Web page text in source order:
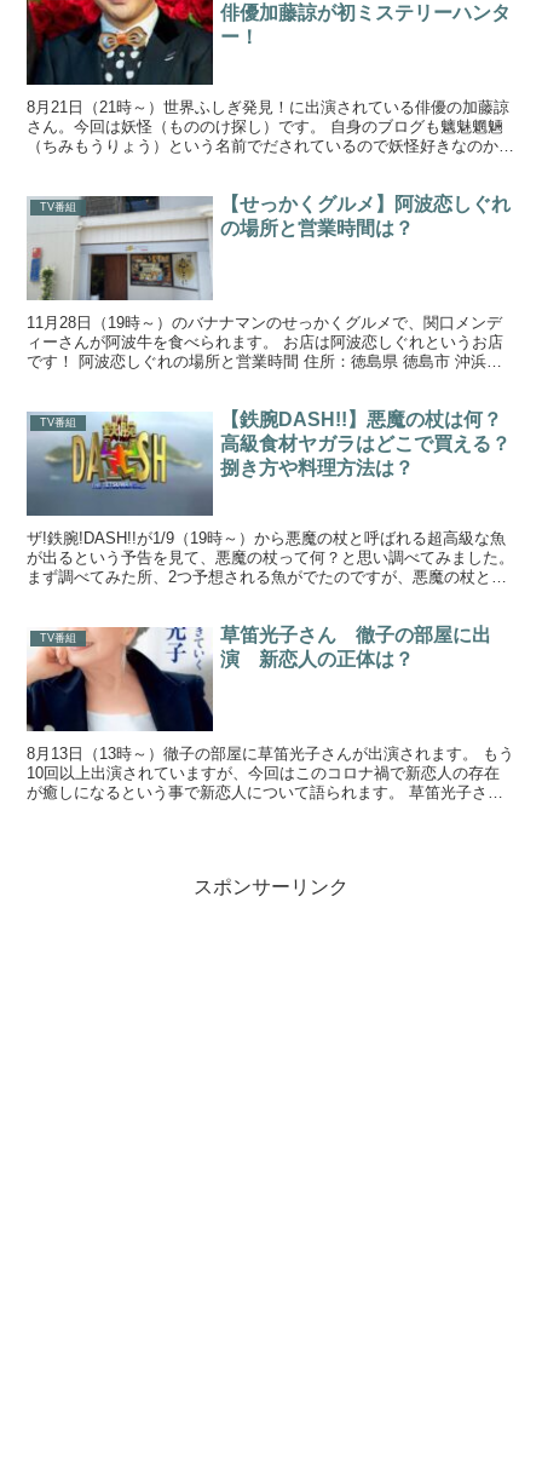
俳優加藤諒が初ミステリーハンタ
ー！
8月21日（21時～）世界ふしぎ発見！に出演されている俳優の加藤諒
さん。今回は妖怪（もののけ探し）です。 自身のブログも魑魅魍魎
（ちみもうりょう）という名前でだされているので妖怪好きなのかと
TV番組
【せっかくグルメ】阿波恋しぐれ
の場所と営業時間は？
11月28日（19時～）のバナナマンのせっかくグルメで、関口メンデ
ィーさんが阿波牛を食べられます。 お店は阿波恋しぐれというお店
です！ 阿波恋しぐれの場所と営業時間 住所：徳島県 徳島市 沖浜東
TV番組
【鉄腕DASH!!】悪魔の杖は何？
高級食材ヤガラはどこで買える？
捌き方や料理方法は？
ザ!鉄腕!DASH!!が1/9（19時～）から悪魔の杖と呼ばれる超高級な魚
が出るという予告を見て、悪魔の杖って何？と思い調べてみました。
まず調べてみた所、2つ予想される魚がでたのですが、悪魔の杖と異
TV番組
草笛光子さん 徹子の部屋に出
演 新恋人の正体は？
8月13日（13時～）徹子の部屋に草笛光子さんが出演されます。 もう
10回以上出演されていますが、今回はこのコロナ禍で新恋人の存在
が癒しになるという事で新恋人について語られます。 草笛光子さん
スポンサーリンク